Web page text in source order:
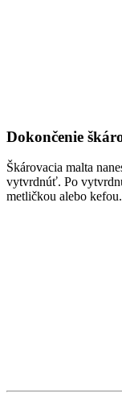
Dokončenie
Škárovacia malta
vytvrdnúť. Po
metličkou alebo kefou.